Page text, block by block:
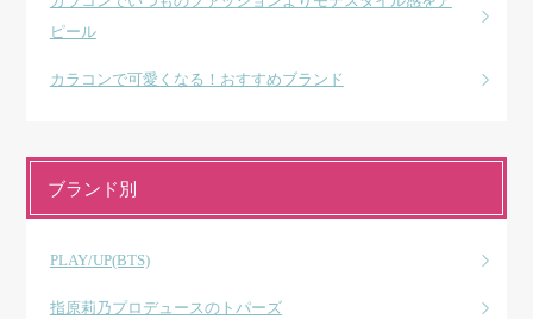
ピール
カラコンで可愛くなる！おすすめブランド
ブランド別
PLAY/UP(BTS)
指原莉乃プロデュースのトパーズ